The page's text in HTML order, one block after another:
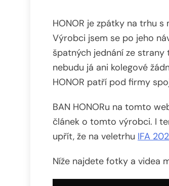
HONOR je zpátky na trhu
Výrobci jsem se po jeho
špatných jednání ze
nebudu já ani kolegové
HONOR patří pod firmy
BAN HONORu na tomto
článek o tomto výrobci. I
upřít, že na veletrhu IFA
Níže najdete fotky a videa